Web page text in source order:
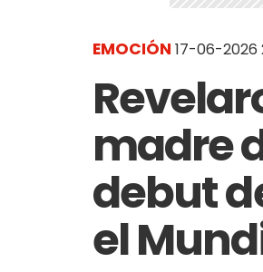
EMOCIÓN 17-06-2026
madre
debut
el